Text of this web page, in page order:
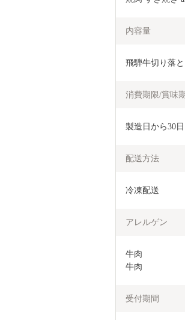
内容量
飛騨牛切り落と
消費期限/賞味
製造日から30日
配送方法
冷凍配送
アレルゲン
牛肉
牛肉
受付期間